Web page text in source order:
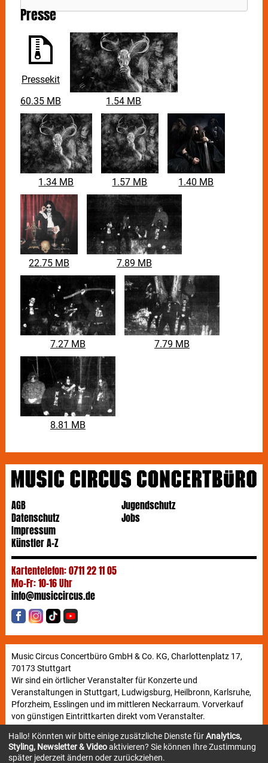
Presse
Pressekit
60.35 MB
1.54 MB
1.34 MB 1.57 MB 1.40 MB
22.75 MB 7.89 MB
7.27 MB 7.79 MB
8.81 MB
AGB
Datenschutz
Impressum
Jugendschutz
Jobs
Künstler A-Z
Kartentelefon: 0711 22 11 05
Mo-Fr: 10-16 Uhr
info@musiccircus.de
Music Circus Concertbüro GmbH & Co. KG, Charlottenplatz 17,
70173 Stuttgart
Wir sind ein örtlicher Veranstalter für Konzerte und
Veranstaltungen in Stuttgart, Ludwigsburg, Heilbronn, Karlsruhe,
Pforzheim, Esslingen und im mittleren Neckarraum. Vorverkauf
von günstigen Eintrittkarten direkt vom Veranstalter.
Newsletter
Hallo! Könnten wir bitte einige zusätzliche Dienste fürAnalytics,
Styling, Newsletter & Videoaktivieren? Sie können Ihre Zustimmung
später jederzeit ändern oder zurückziehen.